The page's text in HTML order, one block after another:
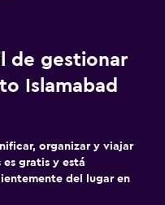
de gestionar
Islamabad
organizar y viajar
gratis y está
del lugar en